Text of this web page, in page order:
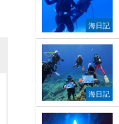
海日記
海日記